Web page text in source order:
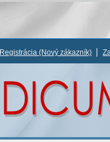
Registrácia (Nový zákazník)